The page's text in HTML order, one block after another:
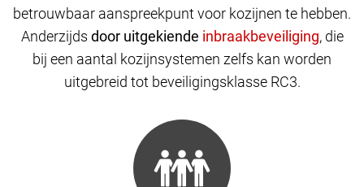
betrouwbaar aanspreekpunt voor kozijnen te hebben.
Anderzijds door uitgekiende , die
bij een aantal kozijnsystemen zelfs kan worden
uitgebreid tot beveiligingsklasse RC3.